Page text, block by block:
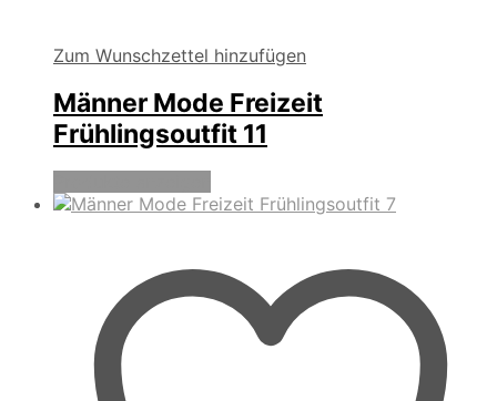
Zum Wunschzettel hinzufügen
Männer Mode Freizeit
Frühlingsoutfit 11